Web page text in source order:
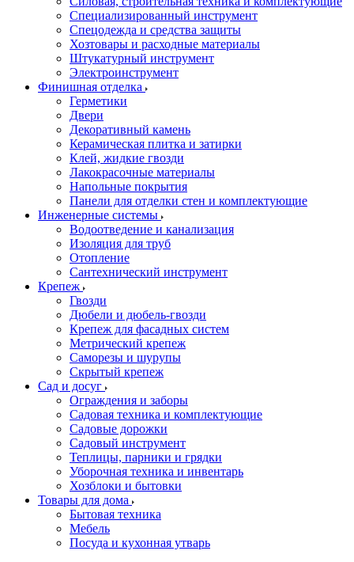
Специализированный инструмент
Спецодежда и средства защиты
Хозтовары и расходные материалы
Штукатурный инструмент
Электроинструмент
Финишная отделка
Герметики
Двери
Декоративный камень
Керамическая плитка и затирки
Клей, жидкие гвозди
Лакокрасочные материалы
Напольные покрытия
Панели для отделки стен и комплектующие
Инженерные системы
Водоотведение и канализация
Изоляция для труб
Отопление
Сантехнический инструмент
Крепеж
Гвозди
Дюбели и дюбель-гвозди
Крепеж для фасадных систем
Метрический крепеж
Саморезы и шурупы
Скрытый крепеж
Сад и досуг
Ограждения и заборы
Садовая техника и комплектующие
Садовые дорожки
Садовый инструмент
Теплицы, парники и грядки
Уборочная техника и инвентарь
Хозблоки и бытовки
Товары для дома
Бытовая техника
Мебель
Посуда и кухонная утварь